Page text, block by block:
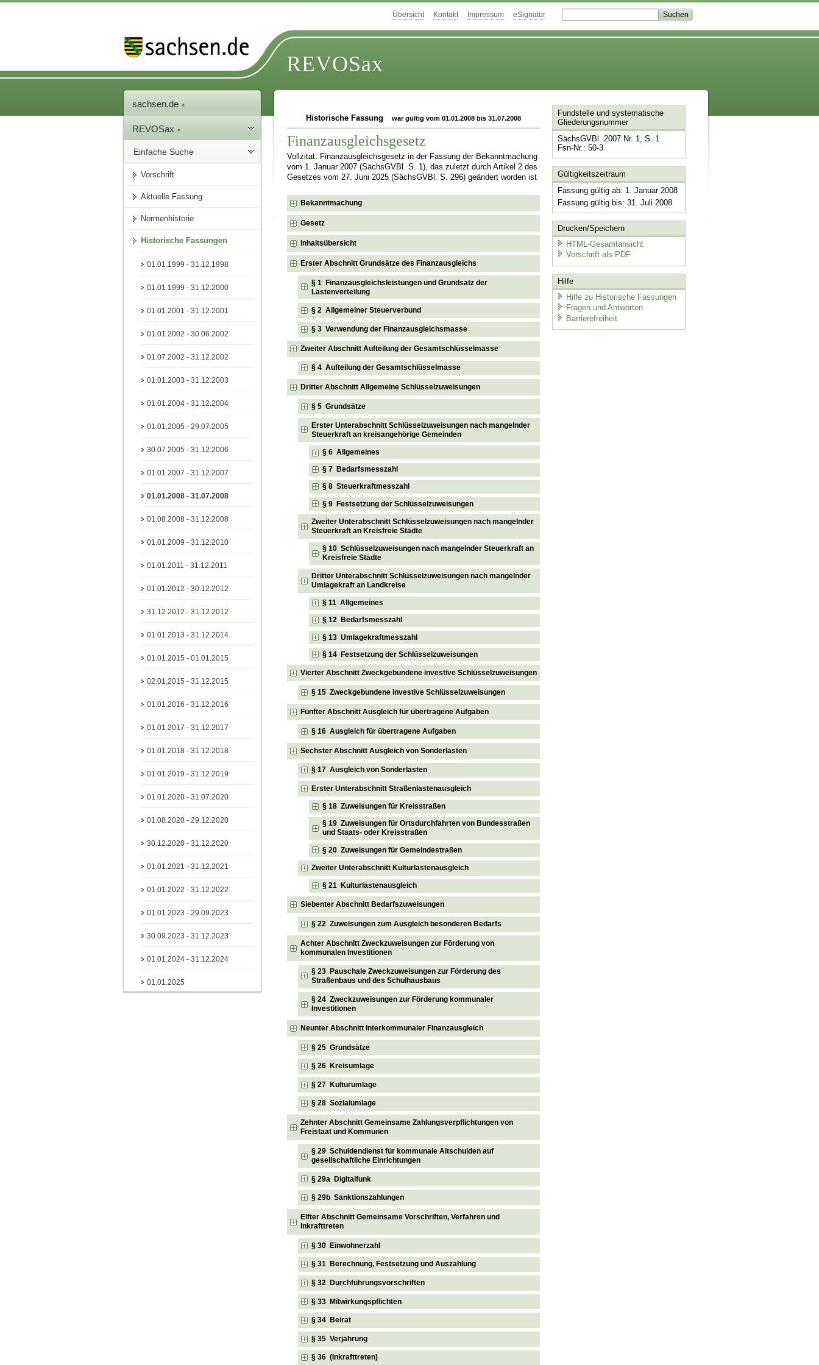
Übersicht Kontakt Impressum eSignatur
REVOSax
sachsen.de
REVOSax
Einfache Suche
Vorschrift
Aktuelle Fassung
Normenhistorie
Historische Fassungen
01.01.1999 - 31.12.1998
01.01.1999 - 31.12.2000
01.01.2001 - 31.12.2001
01.01.2002 - 30.06.2002
01.07.2002 - 31.12.2002
01.01.2003 - 31.12.2003
01.01.2004 - 31.12.2004
01.01.2005 - 29.07.2005
30.07.2005 - 31.12.2006
01.01.2007 - 31.12.2007
01.01.2008 - 31.07.2008
01.08.2008 - 31.12.2008
01.01.2009 - 31.12.2010
01.01.2011 - 31.12.2011
01.01.2012 - 30.12.2012
31.12.2012 - 31.12.2012
01.01.2013 - 31.12.2014
01.01.2015 - 01.01.2015
02.01.2015 - 31.12.2015
01.01.2016 - 31.12.2016
01.01.2017 - 31.12.2017
01.01.2018 - 31.12.2018
01.01.2019 - 31.12.2019
01.01.2020 - 31.07.2020
01.08.2020 - 29.12.2020
30.12.2020 - 31.12.2020
01.01.2021 - 31.12.2021
01.01.2022 - 31.12.2022
01.01.2023 - 29.09.2023
30.09.2023 - 31.12.2023
01.01.2024 - 31.12.2024
01.01.2025
Historische Fassung war gültig vom 01.01.2008 bis 31.07.2008
Finanzausgleichsgesetz
Vollzitat: Finanzausgleichsgesetz in der Fassung der Bekanntmachung
vom 1. Januar 2007 (SächsGVBl. S. 1), das zuletzt durch Artikel 2 des
Gesetzes vom 27. Juni 2025 (SächsGVBl. S. 296) geändert worden ist
Bekanntmachung
Gesetz
Inhaltsübersicht
Erster Abschnitt Grundsätze des Finanzausgleichs
§ 1 Finanzausgleichsleistungen und Grundsatz der
Lastenverteilung
§ 2 Allgemeiner Steuerverbund
§ 3 Verwendung der Finanzausgleichsmasse
Zweiter Abschnitt Aufteilung der Gesamtschlüsselmasse
§ 4 Aufteilung der Gesamtschlüsselmasse
Dritter Abschnitt Allgemeine Schlüsselzuweisungen
§ 5 Grundsätze
Erster Unterabschnitt Schlüsselzuweisungen nach mangelnder
Steuerkraft an kreisangehörige Gemeinden
§ 6 Allgemeines
§ 7 Bedarfsmesszahl
§ 8 Steuerkraftmesszahl
§ 9 Festsetzung der Schlüsselzuweisungen
Zweiter Unterabschnitt Schlüsselzuweisungen nach mangelnder
Steuerkraft an Kreisfreie Städte
§ 10 Schlüsselzuweisungen nach mangelnder Steuerkraft an
Kreisfreie Städte
Dritter Unterabschnitt Schlüsselzuweisungen nach mangelnder
Umlagekraft an Landkreise
§ 11 Allgemeines
§ 12 Bedarfsmesszahl
§ 13 Umlagekraftmesszahl
§ 14 Festsetzung der Schlüsselzuweisungen
Vierter Abschnitt Zweckgebundene investive Schlüsselzuweisungen
§ 15 Zweckgebundene investive Schlüsselzuweisungen
Fünfter Abschnitt Ausgleich für übertragene Aufgaben
§ 16 Ausgleich für übertragene Aufgaben
Sechster Abschnitt Ausgleich von Sonderlasten
§ 17 Ausgleich von Sonderlasten
Erster Unterabschnitt Straßenlastenausgleich
§ 18 Zuweisungen für Kreisstraßen
§ 19 Zuweisungen für Ortsdurchfahrten von Bundesstraßen
und Staats- oder Kreisstraßen
§ 20 Zuweisungen für Gemeindestraßen
Zweiter Unterabschnitt Kulturlastenausgleich
§ 21 Kulturlastenausgleich
Siebenter Abschnitt Bedarfszuweisungen
§ 22 Zuweisungen zum Ausgleich besonderen Bedarfs
Achter Abschnitt Zweckzuweisungen zur Förderung von
kommunalen Investitionen
§ 23 Pauschale Zweckzuweisungen zur Förderung des
Straßenbaus und des Schulhausbaus
§ 24 Zweckzuweisungen zur Förderung kommunaler
Investitionen
Neunter Abschnitt Interkommunaler Finanzausgleich
§ 25 Grundsätze
§ 26 Kreisumlage
§ 27 Kulturumlage
§ 28 Sozialumlage
Zehnter Abschnitt Gemeinsame Zahlungsverpflichtungen von
Freistaat und Kommunen
§ 29 Schuldendienst für kommunale Altschulden auf
gesellschaftliche Einrichtungen
§ 29a Digitalfunk
§ 29b Sanktionszahlungen
Elfter Abschnitt Gemeinsame Vorschriften, Verfahren und
Inkrafttreten
§ 30 Einwohnerzahl
§ 31 Berechnung, Festsetzung und Auszahlung
§ 32 Durchführungsvorschriften
§ 33 Mitwirkungspflichten
§ 34 Beirat
§ 35 Verjährung
§ 36 (Inkrafttreten)
Fundstelle und systematische
Gliederungsnummer
SächsGVBl. 2007 Nr. 1, S. 1
Fsn-Nr.: 50-3
Gültigkeitszeitraum
Fassung gültig ab: 1. Januar 2008
Fassung gültig bis: 31. Juli 2008
Drucken/Speichern
HTML-Gesamtansicht
Vorschrift als PDF
Hilfe
Hilfe zu Historische Fassungen
Fragen und Antworten
Barrierefreiheit